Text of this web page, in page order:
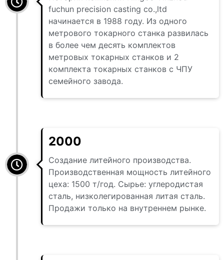
fuchun precision casting co.,ltd
начинается в 1988 году. Из одного
метрового токарного станка развилась
в более чем десять комплектов
метровых токарных станков и 2
комплекта токарных станков с ЧПУ
семейного завода.
2000
Создание литейного производства.
Производственная мощность литейного
цеха: 1500 т/год. Сырье: углеродистая
сталь, низколегированная литая сталь.
Продажи только на внутреннем рынке.